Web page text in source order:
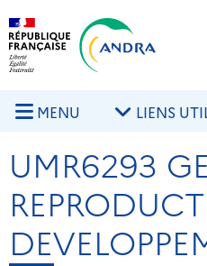
Aller au contenu principal
MENU LIENS
UMR6293